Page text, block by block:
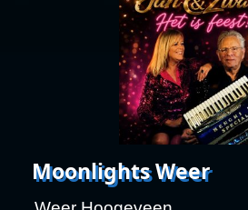
Moonlights Weer